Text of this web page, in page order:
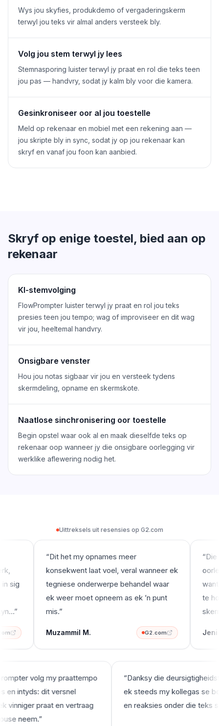
Wys jou skyfies, produkdemo of vergaderingskerm
terwyl jou teks vir almal anders versteek bly.
Volg jou stem terwyl jy lees
Stemnasporing luister terwyl jy praat en rol die teks teen
jou pas — handvry, sodat jy kalm bly voor die kamera.
Gesinkroniseer oor al jou toestelle
Meld op rekenaar en mobiel met een rekening aan —
jou skripte bly in sync, sodat jy op jou rekenaar kan
skryf en vanaf jou foon kan aanbied.
Skryf op enige toestel, bied aan op
rekenaar
KI-stemvolging
FlowPrompter luister terwyl jy praat en rol jou teks
presies teen jou tempo; wag of improviseer en dit wag
vir jou, heeltemal handvry.
Onsigbare venster
Hou jou notas sigbaar vir jou en versteek tydens
skermdeling, opname en skermskote.
Naatlose sinchronisering oor toestelle
Begin opstel waar ook al en maak dieselfde teks op
rekenaar oop wanneer jy die onsigbare oorlegging vir
werklike aflewering nodig het.
Gebruik in oomblikke wanneer sigbare notas 'n probleem
Uittreksels uit resensies op G2.com
sig
”
Dit het my opnames meer
konsekwent laat voel, veral wanneer ek
tegniese onderwerpe behandel waar
ek weer moet opneem as ek ’n punt
mis.”
Muzammil M. G2.com
Die
te
Jeni
volg my praattempo
en intyds: dit versnel
vinniger praat en vertraag
neem.
“Danksy die
ek steeds my kollegas se
en reaksies onder die teks